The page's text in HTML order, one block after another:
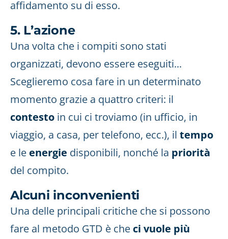
affidamento su di esso.
5. L’azione
Una volta che i compiti sono stati
organizzati, devono essere eseguiti...
Sceglieremo cosa fare in un determinato
momento grazie a quattro criteri: il
contesto in cui ci troviamo (in ufficio, in
viaggio, a casa, per telefono, ecc.), il tempo
e le energie disponibili, nonché la priorità
del compito.
Alcuni inconvenienti
Una delle principali critiche che si possono
fare al metodo GTD è che ci vuole più